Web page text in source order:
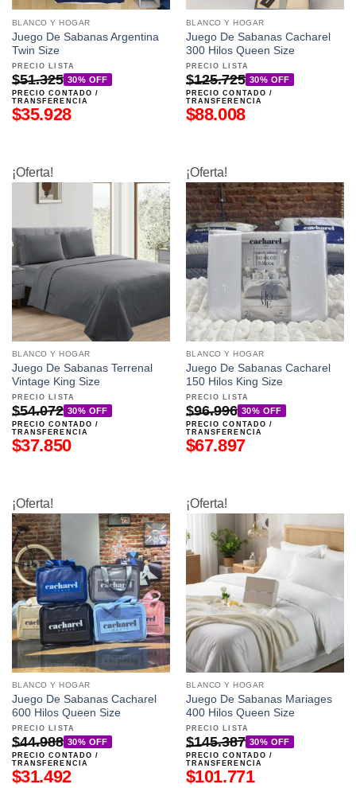
BLANCO Y HOGAR
Juego De Sabanas Argentina
Twin Size
PRECIO LISTA
$51.325 30% OFF
PRECIO CONTADO /
TRANSFERENCIA
$35.928
BLANCO Y HOGAR
Juego De Sabanas Cacharel
300 Hilos Queen Size
PRECIO LISTA
$125.725 30% OFF
PRECIO CONTADO /
TRANSFERENCIA
$88.008
¡Oferta!
BLANCO Y HOGAR
Juego De Sabanas Terrenal
Vintage King Size
PRECIO LISTA
$54.072 30% OFF
PRECIO CONTADO /
TRANSFERENCIA
$37.850
¡Oferta!
BLANCO Y HOGAR
Juego De Sabanas Cacharel
150 Hilos King Size
PRECIO LISTA
$96.996 30% OFF
PRECIO CONTADO /
TRANSFERENCIA
$67.897
¡Oferta!
BLANCO Y HOGAR
Juego De Sabanas Cacharel
600 Hilos Queen Size
PRECIO LISTA
$44.988 30% OFF
PRECIO CONTADO /
TRANSFERENCIA
$31.492
¡Oferta!
BLANCO Y HOGAR
Juego De Sabanas Mariages
400 Hilos Queen Size
PRECIO LISTA
$145.387 30% OFF
PRECIO CONTADO /
TRANSFERENCIA
$101.771